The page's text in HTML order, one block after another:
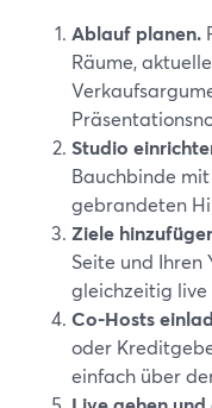
Ablauf planen.
Räume,
Studio
Bauchbinde
gebrandeten
Ziele
Seite und Ihren
gleichzeitig live
Co-Hosts
oder
einfach über